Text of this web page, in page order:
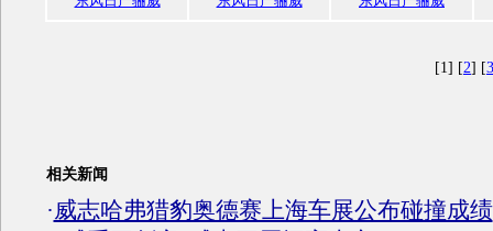
[1] [2] [3
相关新闻
·威志哈弗猎豹奥德赛上海车展公布碰撞成绩